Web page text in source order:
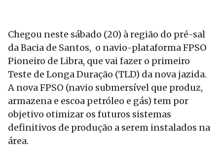
Chegou neste sábado (20) à região do pré-sal
da Bacia de Santos, o navio-plataforma FPSO
Pioneiro de Libra, que vai fazer o primeiro
Teste de Longa Duração (TLD) da nova jazida.
A nova FPSO (navio submersível que produz,
armazena e escoa petróleo e gás) tem por
objetivo otimizar os futuros sistemas
definitivos de produção a serem instalados na
área.